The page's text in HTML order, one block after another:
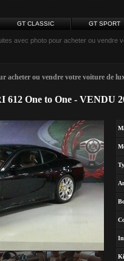
GT CLASSIC GT SPORT
avec photo pour acheter ou vendre
acheter ou vendre votre voiture de
612 One to One - VENDU